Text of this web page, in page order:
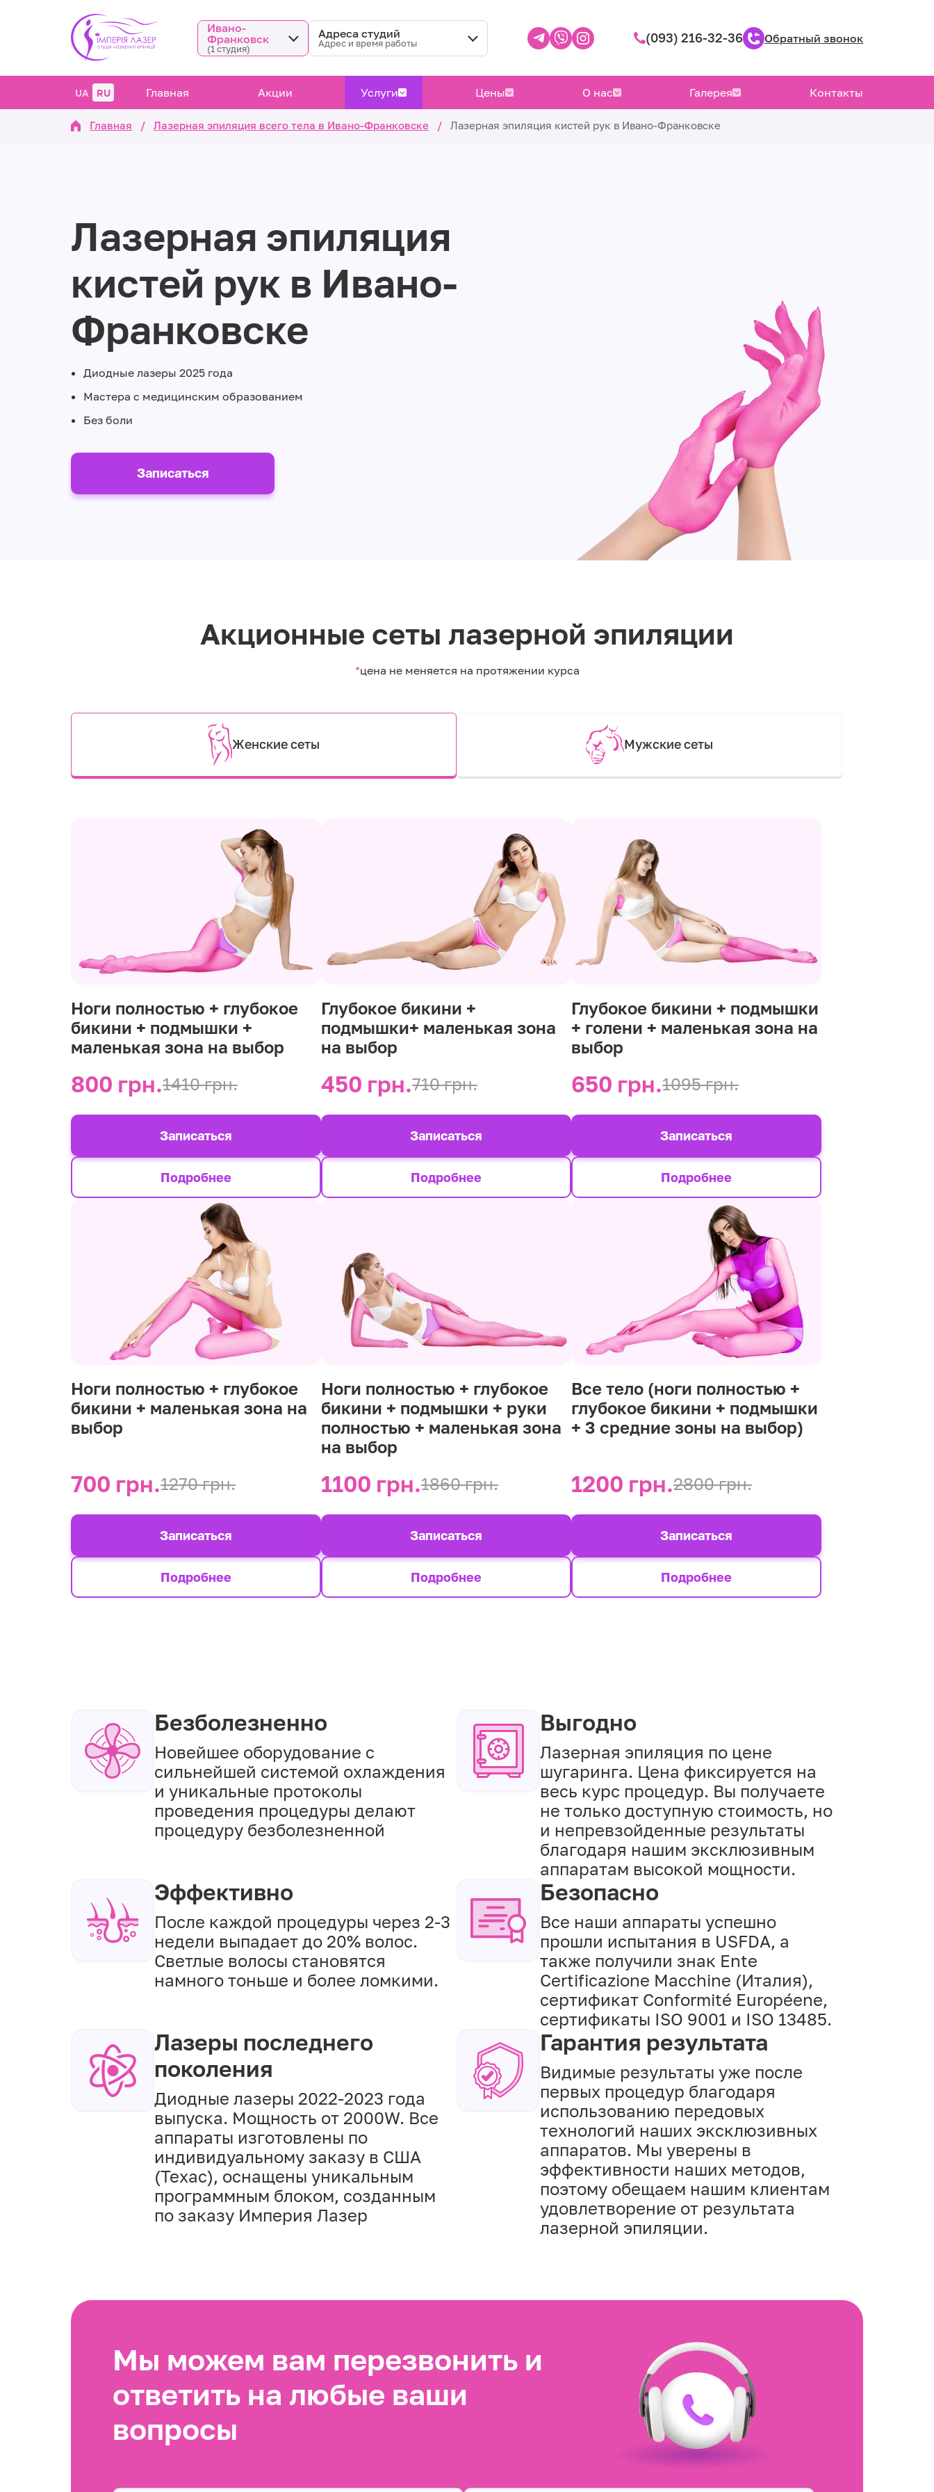
Ивано-
Франковск
(1 студия)
Адреса студий
Адрес и время работы (093) 216-32-36 Обратный звонок
UA RU Главная Акции Услуги Цены О нас Галерея Контакты
Главная / Лазерная эпиляция всего тела в Ивано-Франковске / Лазерная эпиляция кистей рук в Ивано-Франковске
Лазерная эпиляция
кистей рук в Ивано-
Франковске
Диодные лазеры 2025 года
Мастера с медицинским образованием
Без боли
Записаться
Акционные сеты лазерной эпиляции
*цена не меняется на протяжении курса
Женские сеты Мужские сеты
Ноги полностью + глубокое
бикини + подмышки +
маленькая зона на выбор
800 грн.1410 грн.
Подробнее
Записаться
Глубокое бикини +
подмышки+ маленькая зона
на выбор
450 грн.710 грн.
Подробнее
Записаться
Глубокое бикини + подмышки
+ голени + маленькая зона на
выбор
650 грн.1095 грн.
Подробнее
Записаться
Ноги полностью + глубокое
бикини + маленькая зона на
выбор
700 грн.1270 грн.
Подробнее
Записаться
Ноги полностью + глубокое
бикини + подмышки + руки
полностью + маленькая зона
на выбор
1100 грн.1860 грн.
Подробнее
Записаться
Все тело (ноги полностью +
глубокое бикини + подмышки
+ 3 средние зоны на выбор)
1200 грн.2800 грн.
Подробнее
Записаться
Безболезненно
Новейшее оборудование с
сильнейшей системой охлаждения
и уникальные протоколы
проведения процедуры делают
процедуру безболезненной
Выгодно
Лазерная эпиляция по цене
шугаринга. Цена фиксируется на
весь курс процедур. Вы получаете
не только доступную стоимость, но
и непревзойденные результаты
благодаря нашим эксклюзивным
аппаратам высокой мощности.
Эффективно
После каждой процедуры через 2-3
недели выпадает до 20% волос.
Светлые волосы становятся
намного тоньше и более ломкими.
Безопасно
Все наши аппараты успешно
прошли испытания в USFDA, а
также получили знак Ente
Certificazione Macchine (Италия),
сертификат Conformité Européene,
сертификаты ISO 9001 и ISO 13485.
Лазеры последнего
поколения
Диодные лазеры 2022-2023 года
выпуска. Мощность от 2000W. Все
аппараты изготовлены по
индивидуальному заказу в США
(Техас), оснащены уникальным
программным блоком, созданным
по заказу Империя Лазер
Гарантия результата
Видимые результаты уже после
первых процедур благодаря
использованию передовых
технологий наших эксклюзивных
аппаратов. Мы уверены в
эффективности наших методов,
поэтому обещаем нашим клиентам
удовлетворение от результата
лазерной эпиляции.
Мы можем вам перезвонить и
ответить на любые ваши
вопросы